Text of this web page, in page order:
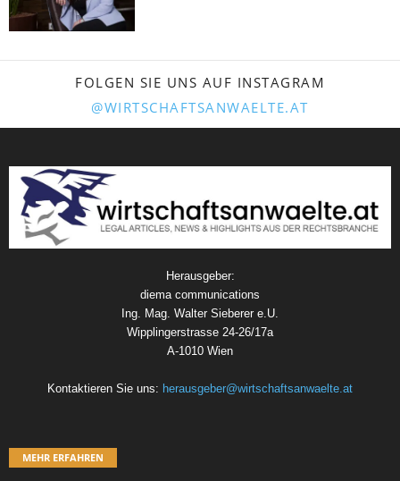
FOLGEN SIE UNS AUF INSTAGRAM
@WIRTSCHAFTSANWAELTE.AT
Herausgeber:
diema communications
Ing. Mag. Walter Sieberer e.U.
Wipplingerstrasse 24-26/17a
A-1010 Wien
Kontaktieren Sie uns: herausgeber@wirtschaftsanwaelte.at
MEHR ERFAHREN